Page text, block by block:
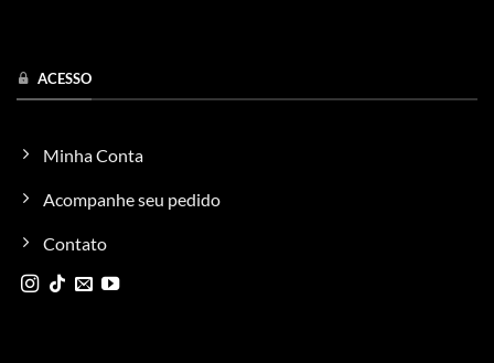
ACESSO
Minha Conta
Acompanhe seu pedido
Contato